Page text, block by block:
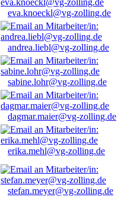
eva.knoeckl@vg-zolling.de
andrea.liebl@vg-zolling.de
sabine.lohr@vg-zolling.de
dagmar.maier@vg-zolling.de
erika.mehl@vg-zolling.de
stefan.meyer@vg-zolling.de